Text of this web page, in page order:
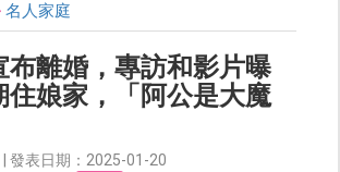
名人家庭
布離婚，專訪和影片曝
住娘家，「阿公是大魔
發表日期：2025-01-20